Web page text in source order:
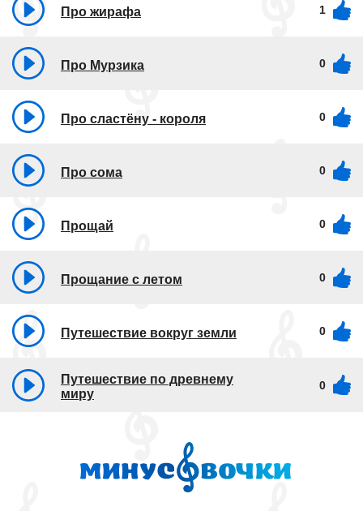
Про жирафа 1
Про Мурзика 0
Про сластёну - короля 0
Про сома 0
Прощай 0
Прощание с летом 0
Путешествие вокруг земли 0
Путешествие по древнему
миру
0